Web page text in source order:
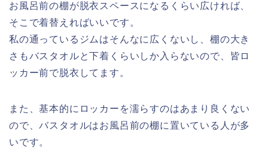
お風呂前の棚が脱衣スペースになるくらい広ければ、
そこで着替えればいいです。
私の通っているジムはそんなに広くないし、棚の大き
さもバスタオルと下着くらいしか入らないので、皆ロ
ッカー前で脱衣してます。
また、基本的にロッカーを濡らすのはあまり良くない
ので、バスタオルはお風呂前の棚に置いている人が多
いです。